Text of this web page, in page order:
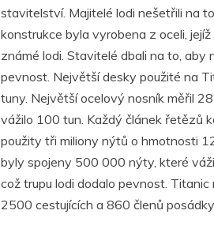
stavitelství. Majitelé lodi nešetřili na
konstrukce byla vyrobena z oceli,
známé lodi. Stavitelé dbali na to, aby
pevnost. Největší desky použité na
tuny. Největší ocelový nosník měřil
vážilo 100 tun. Každý článek řetězů
použity tři miliony nýtů o hmotnosti
byly spojeny 500 000 nýty, které
což trupu lodi dodalo pevnost.
2500 cestujících a 860 členů posádky.